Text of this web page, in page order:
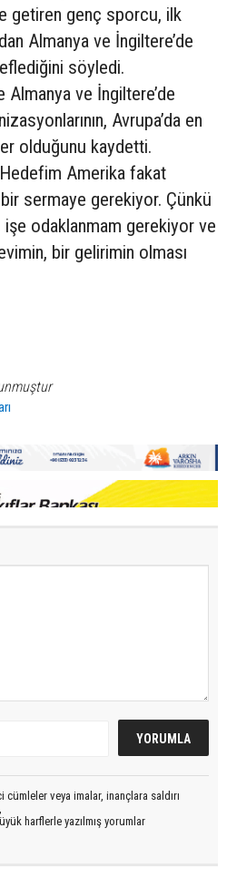
getiren genç sporcu, ilk
Almanya ve İngiltere’de
söyledi.
ve İngiltere’de
Avrupa’da en
olduğunu kaydetti.
Amerika fakat
sermaye gerekiyor. Çünkü
işe odaklanmam gerekiyor ve
bir gelirimin olması
veya imalar, inançlara saldırı
harflerle yazılmış yorumlar